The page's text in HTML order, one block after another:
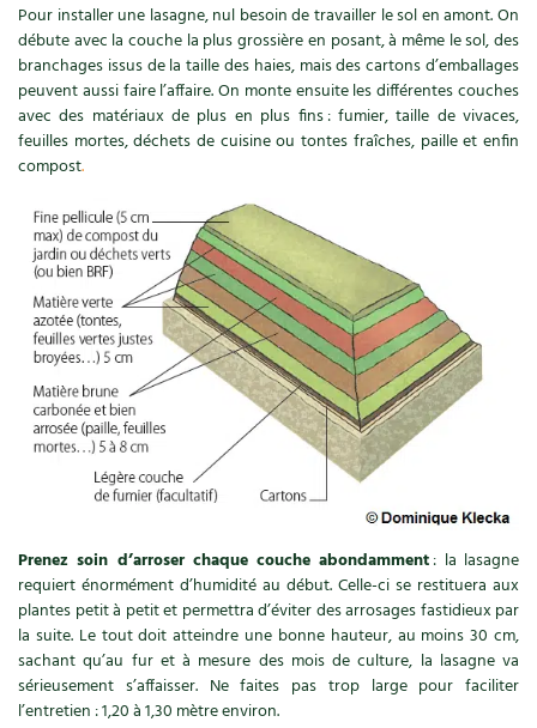
NOUVEAUTÉS
Feuilleter le catalogue
Recettes de printemps
Recettes par type de plat
Recettes sans gluten
Recettes végétariennes et vegan
Habitat écologique
Conception et gros oeuvre
Matériaux écologiques
Énergie
Gestion de l’eau
Entretien de la maison
Décoration et petit bricolage
Santé et bien-être
Les 4 saisons& vous
Questions à la rédaction
Entre abonné·es
Trucs & astuces
Expés
Trocs & petites annonces
Appels à témoignage
Bonnes adresses
Liste des pépiniéristes
Mieux consommer
Pour installer une lasagne, nul besoin de travailler le sol en amont. On
débute avec la couche la plus grossière en posant, à même le sol, des
branchages issus de la taille des haies, mais des cartons d’emballages
peuvent aussi faire l’affaire. On monte ensuite les différentes couches
avec des matériaux de plus en plus fins : fumier, taille de vivaces,
feuilles mortes, déchets de cuisine ou tontes fraîches, paille et enfin
compost.
Prenez soin d’arroser chaque couche abondamment: la lasagne
requiert énormément d’humidité au début. Celle-ci se restituera aux
plantes petit à petit et permettra d’éviter des arrosages fastidieux par
la suite. Le tout doit atteindre une bonne hauteur, au moins 30 cm,
sachant qu’au fur et à mesure des mois de culture, la lasagne va
sérieusement s’affaisser. Ne faites pas trop large pour faciliter
l’entretien : 1,20 à 1,30 mètre environ.